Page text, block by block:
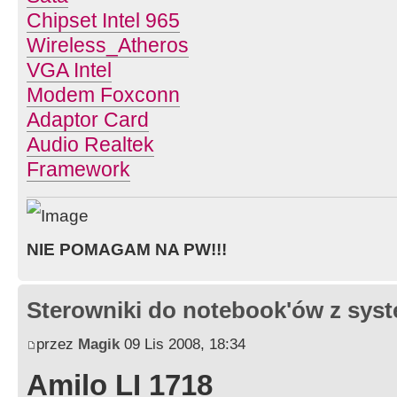
Obsługa audio w formacie HD
Zgodny z SM BIOS
Certyfikat Ten produkt spełnia
dyrektyw Unii Europejskiej
CE.
Chipset Intel 965
Wireless_Atheros
VGA Intel
Modem Foxconn
Adaptor Card
Audio Realtek
Framework
NIE POMAGAM NA PW!!!
Sterowniki do notebook'ów z
przez Magik 09 Lis 2008, 18:34
Amilo LI 1718